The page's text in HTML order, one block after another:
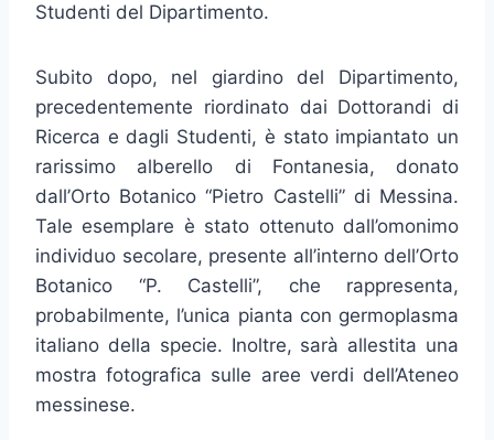
Studenti del Dipartimento.
Subito dopo, nel giardino del Dipartimento,
precedentemente riordinato dai Dottorandi di
Ricerca e dagli Studenti, è stato impiantato un
rarissimo alberello di Fontanesia, donato
dall’Orto Botanico “Pietro Castelli” di Messina.
Tale esemplare è stato ottenuto dall’omonimo
individuo secolare, presente all’interno dell’Orto
Botanico “P. Castelli”, che rappresenta,
probabilmente, l’unica pianta con germoplasma
italiano della specie. Inoltre, sarà allestita una
mostra fotografica sulle aree verdi dell’Ateneo
messinese.